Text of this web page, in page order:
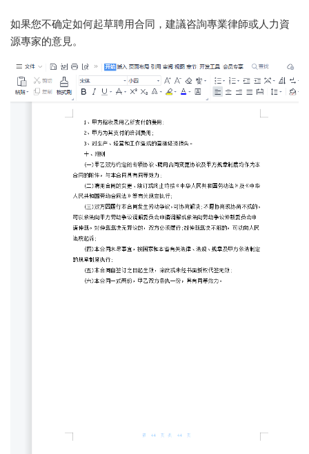
如果您不确定如何起草聘用合同，建議咨詢專業律師或人力資
源專家的意見。